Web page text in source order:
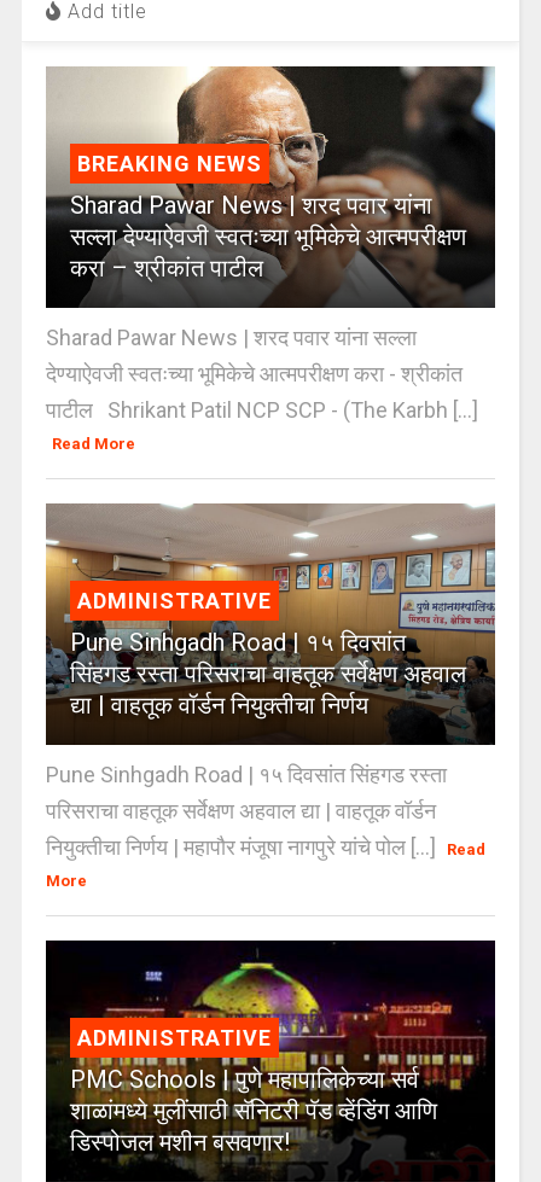
Add title
BREAKING NEWS
Sharad Pawar News | शरद पवार यांना
सल्ला देण्याऐवजी स्वतःच्या भूमिकेचे आत्मपरीक्षण
करा – श्रीकांत पाटील
Sharad Pawar News | शरद पवार यांना सल्ला
देण्याऐवजी स्वतःच्या भूमिकेचे आत्मपरीक्षण करा - श्रीकांत
पाटील Shrikant Patil NCP SCP - (The Karbh [...]
Read More
ADMINISTRATIVE
Pune Sinhgadh Road | १५ दिवसांत
सिंहगड रस्ता परिसराचा वाहतूक सर्वेक्षण अहवाल
द्या | वाहतूक वॉर्डन नियुक्तीचा निर्णय
Pune Sinhgadh Road | १५ दिवसांत सिंहगड रस्ता
परिसराचा वाहतूक सर्वेक्षण अहवाल द्या | वाहतूक वॉर्डन
नियुक्तीचा निर्णय | महापौर मंजूषा नागपुरे यांचे पोल [...]
Read
More
ADMINISTRATIVE
PMC Schools | पुणे महापालिकेच्या सर्व
शाळांमध्ये मुलींसाठी सॅनिटरी पॅड व्हेंडिंग आणि
डिस्पोजल मशीन बसवणार!